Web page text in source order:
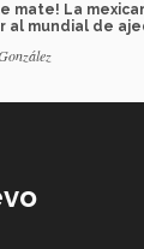
mate! La
al mundial de